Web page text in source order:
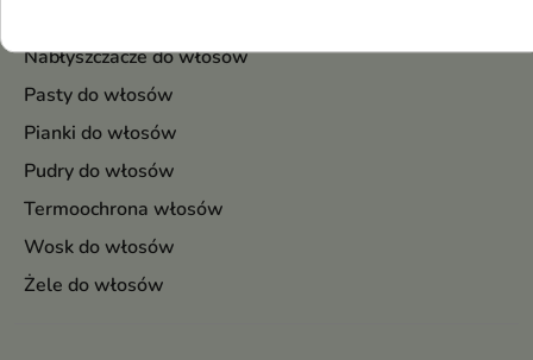
Nabłyszczacze do włosów
Pasty do włosów
Pianki do włosów
Pudry do włosów
Termoochrona włosów
Wosk do włosów
Żele do włosów